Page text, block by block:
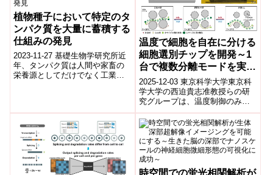
植物種子において特定のタ
ンパク質を大量に蓄積する
仕組みの発見
2023-11-27 基礎生物学研究所近
年、タンパク質は人間や家畜の
栄養源としてだけでなく工業用
温度で細胞を自在に分ける
細胞選別チップを開発～1
台で複数分離モードを実
現。がん診断・再生医療応
用に期待～
2025-12-03 東京科学大学東京科
学大学の西迫貴志准教授らの研
究グループは、温度制御のみで
細胞分離条件を自在に変更でき
る 可変型DLD(Determini...
時空間での蛍光相関解析が